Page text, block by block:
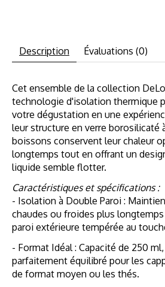
Description Évaluations (0)
Cet ensemble de la collection
technologie d'isolation thermique
votre dégustation en une
leur structure en verre borosilicaté
boissons conservent leur chaleur
longtemps tout en offrant un
liquide semble flotter.
Caractéristiques et spécifications :
- Isolation à Double Paroi :
chaudes ou froides plus
paroi extérieure tempérée au
- Format Idéal : Capacité de 250
parfaitement équilibré pour les
de format moyen ou les thés.